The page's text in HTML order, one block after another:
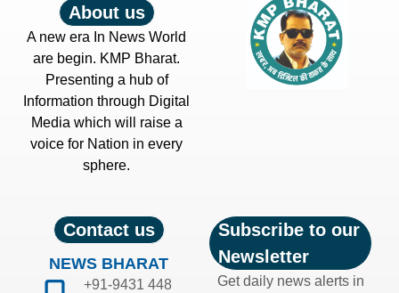
About us
A new era In News World
are begin. KMP Bharat.
Presenting a hub of
Information through Digital
Media which will raise a
voice for Nation in every
sphere.
Contact us
NEWS BHARAT
+91-9431 448
Subscribe to our
Newsletter
Get daily news alerts in